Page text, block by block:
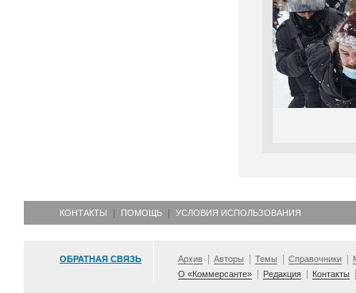
КОНТАКТЫ ПОМОЩЬ УСЛОВИЯ ИСПОЛЬЗОВАНИЯ
ОБРАТНАЯ СВЯЗЬ Архив Авторы Темы Справочники
О «Коммерсанте»
Редакция Контакты